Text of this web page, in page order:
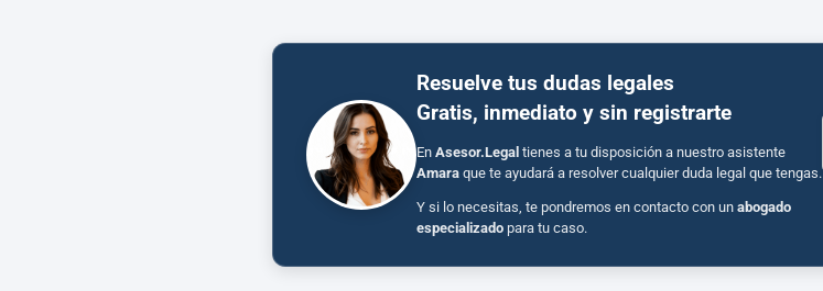
Resuelve tus dudas legales
Gratis, inmediato y sin registrarte
En Asesor.Legal tienes a tu disposición a nuestro asistente
Amara que te ayudará a resolver cualquier duda legal que tengas.
Y si lo necesitas, te pondremos en contacto con un abogado
especializado para tu caso.